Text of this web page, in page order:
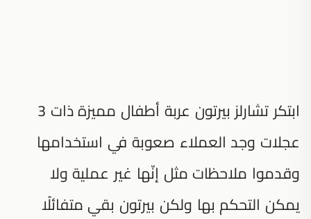
ابتكر تشارلز بيرتون عربة أطفال مميزة ذات 3
عجلات وجد العملاء صعوبة في استخدامها
وقدموا ملاحظات مثل إنّها غير عملية ولا
يمكن التحكم بها ولكن بيرتون بقي متفائلًا